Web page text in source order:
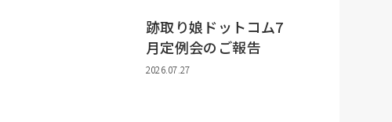
跡取り娘ドットコム7
月定例会のご報告
2026.07.27